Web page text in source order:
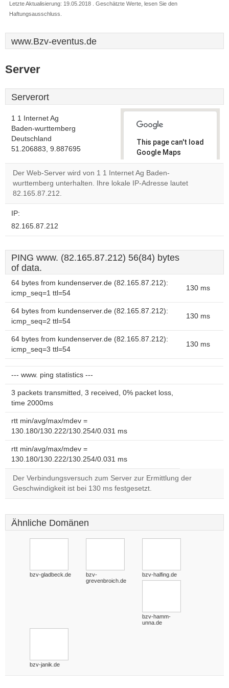
Letzte Aktualisierung: 19.05.2018 . Geschätzte Werte, lesen Sie den
Haftungsausschluss.
www.Bzv-eventus.de
Server
Serverort
1 1 Internet Ag
Baden-wurttemberg
Deutschland
51.206883, 9.887695
This page can't load
Google Maps
correctly.
Do you
Der Web-Server wird von 1 1 Internet Ag Baden-
wurttemberg unterhalten. Ihre lokale IP-Adresse lautet
82.165.87.212.
IP:
82.165.87.212
PING www. (82.165.87.212) 56(84) bytes
of data.
64 bytes from kundenserver.de (82.165.87.212):
icmp_seq=1 ttl=54
130 ms
64 bytes from kundenserver.de (82.165.87.212):
icmp_seq=2 ttl=54
130 ms
64 bytes from kundenserver.de (82.165.87.212):
icmp_seq=3 ttl=54
130 ms
--- www. ping statistics ---
3 packets transmitted, 3 received, 0% packet loss,
time 2000ms
rtt min/avg/max/mdev =
130.180/130.222/130.254/0.031 ms
rtt min/avg/max/mdev =
130.180/130.222/130.254/0.031 ms
Der Verbindungsversuch zum Server zur Ermittlung der
Geschwindigkeit ist bei 130 ms festgesetzt.
Ähnliche Domänen
bzv-gladbeck.de
bzv-
grevenbroich.de
bzv-halfing.de
bzv-hamm-
unna.de
bzv-janik.de